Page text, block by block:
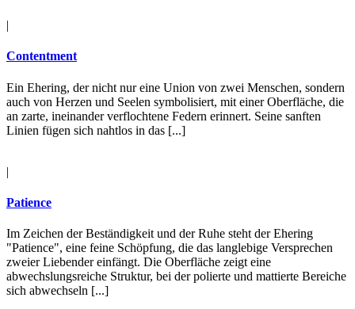
|
Contentment
Ein Ehering, der nicht nur eine Union von zwei Menschen, sondern
auch von Herzen und Seelen symbolisiert, mit einer Oberfläche, die
an zarte, ineinander verflochtene Federn erinnert. Seine sanften
Linien fügen sich nahtlos in das [...]
|
Patience
Im Zeichen der Beständigkeit und der Ruhe steht der Ehering
"Patience", eine feine Schöpfung, die das langlebige Versprechen
zweier Liebender einfängt. Die Oberfläche zeigt eine
abwechslungsreiche Struktur, bei der polierte und mattierte Bereiche
sich abwechseln [...]